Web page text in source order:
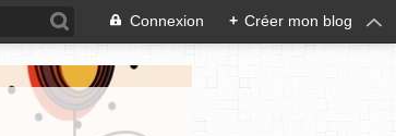
Connexion + Créer mon blog